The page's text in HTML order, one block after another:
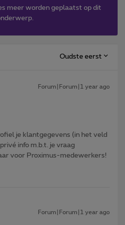
meer worden geplaatst op dit
Oudste eerst
Forum|Forum|1 year ago
je klantgegevens (in het veld
info m.b.t. je vraag
voor Proximus-medewerkers!
Forum|Forum|1 year ago